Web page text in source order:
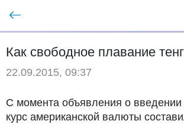
Как свободное плавание
22.09.2015, 09:37
С момента объявления о
курс американской валюты